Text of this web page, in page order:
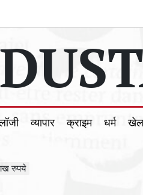
व्यापार क्राइम धर्म खेल
रुपये